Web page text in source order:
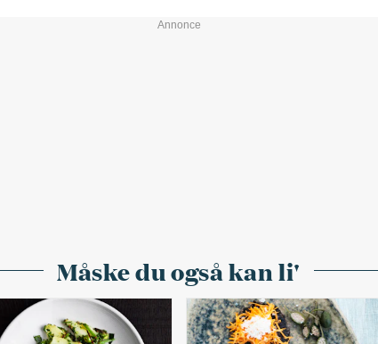
Måske du også kan li'